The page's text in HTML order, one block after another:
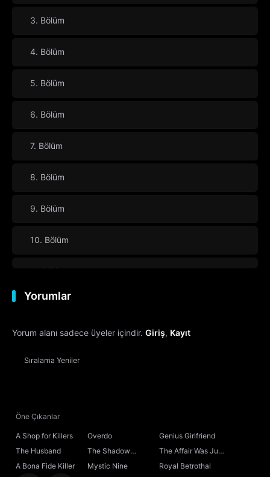
3. Bölüm
4. Bölüm
5. Bölüm
6. Bölüm
7. Bölüm
8. Bölüm
9. Bölüm
10. Bölüm
11. Bölüm
12. Bölüm
13. Bölüm
14. Bölüm
Yorumlar
Yorum alanı sadece üyeler içindir. Giriş, Kayıt
Sıralama Yeniler
Öne Çıkanlar
A Shop for Killers Overdo
Genius Girlfriend
The Husband
The Shadow
Sovereign
The Affair Was Just
the Beginning
A Bona Fide Killer Mystic Nine Royal Betrothal